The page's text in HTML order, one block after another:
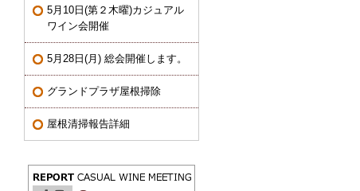
5月10日(第２木曜)カジュアル
ワイン会開催
5月28日(月) 総会開催します。
グランドプラザ屋根掃除
屋根清掃報告詳細